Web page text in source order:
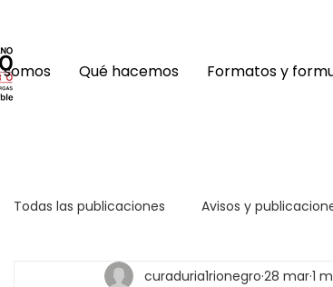
somos Qué hacemos Formatos y
Todas las publicaciones Avisos y
curaduria1rionegro 28 mar1